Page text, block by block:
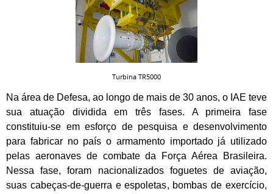
Turbina TR5000
Na área de Defesa, ao longo de mais de 30 anos, o IAE teve
sua atuação dividida em três fases. A primeira fase
constituiu-se em esforço de pesquisa e desenvolvimento
para fabricar no país o armamento importado já utilizado
pelas aeronaves de combate da Força Aérea Brasileira.
Nessa fase, foram nacionalizados foguetes de aviação,
suas cabeças-de-guerra e espoletas, bombas de exercício,